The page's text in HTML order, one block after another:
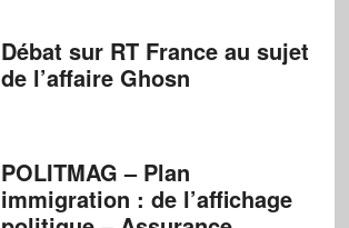
Débat sur RT France au sujet
de l’affaire Ghosn
POLITMAG – Plan
immigration : de l’affichage